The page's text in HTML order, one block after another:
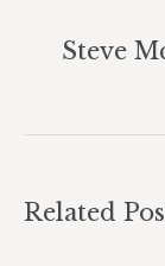
Steve
Related